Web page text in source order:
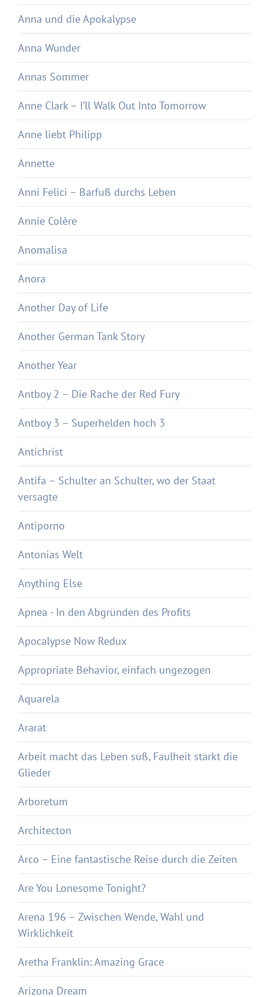
Anna und die Apokalypse
Anna Wunder
Annas Sommer
Anne Clark – I’ll Walk Out Into Tomorrow
Anne liebt Philipp
Annette
Anni Felici – Barfuß durchs Leben
Annie Colère
Anomalisa
Anora
Another Day of Life
Another German Tank Story
Another Year
Antboy 2 – Die Rache der Red Fury
Antboy 3 – Superhelden hoch 3
Antichrist
Antifa – Schulter an Schulter, wo der Staat
versagte
Antiporno
Antonias Welt
Anything Else
Apnea - In den Abgründen des Profits
Apocalypse Now Redux
Appropriate Behavior, einfach ungezogen
Aquarela
Ararat
Arbeit macht das Leben süß, Faulheit stärkt die
Glieder
Arboretum
Architecton
Arco – Eine fantastische Reise durch die Zeiten
Are You Lonesome Tonight?
Arena 196 – Zwischen Wende, Wahl und
Wirklichkeit
Aretha Franklin: Amazing Grace
Arizona Dream